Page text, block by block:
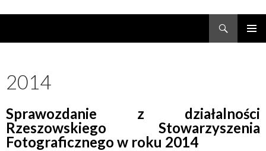
2014
Sprawozdanie z działalności
Rzeszowskiego Stowarzyszenia
Fotograficznego w roku 2014